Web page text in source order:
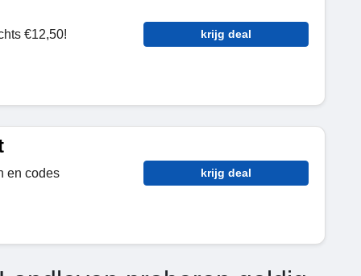
€12,50! krijg deal
en codes
krijg deal